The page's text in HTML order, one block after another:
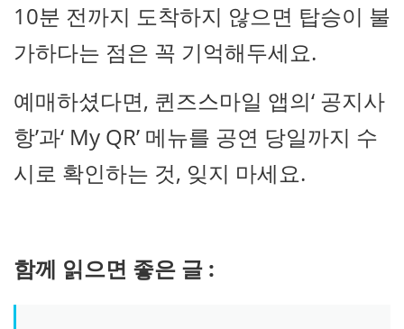
10분 전까지 도착하지 않으면 탑승이 불
가하다는 점은 꼭 기억해두세요.
예매하셨다면, 퀸즈스마일 앱의‘ 공지사
항’과‘ My QR’ 메뉴를 공연 당일까지 수
시로 확인하는 것, 잊지 마세요.
함께 읽으면 좋은 글 :